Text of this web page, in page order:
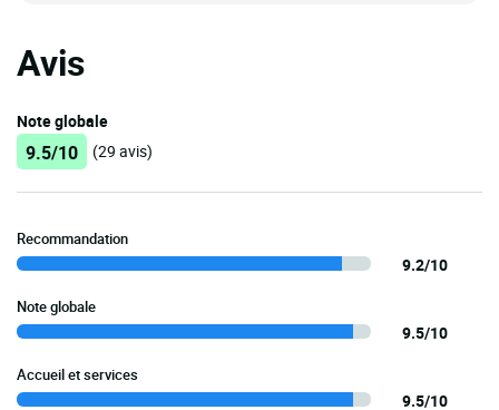
Avis
Note globale
9.5/10 (29 avis)
Recommandation
9.2/10
Note globale
9.5/10
Accueil et services
9.5/10